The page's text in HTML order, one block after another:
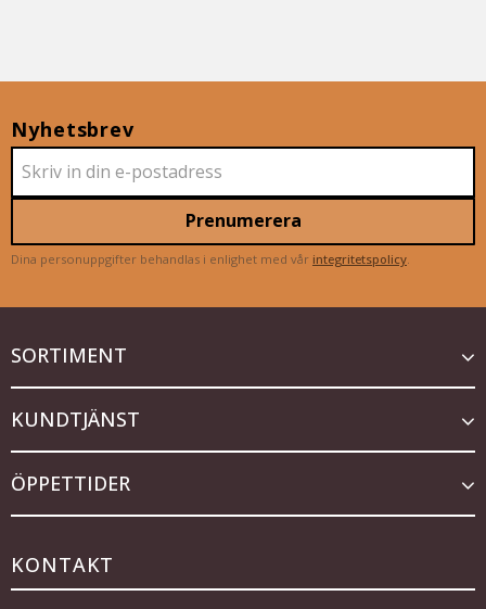
Nyhetsbrev
Prenumerera
Dina personuppgifter behandlas i enlighet med vår integritetspolicy
SORTIMENT
KUNDTJÄNST
ÖPPETTIDER
KONTAKT